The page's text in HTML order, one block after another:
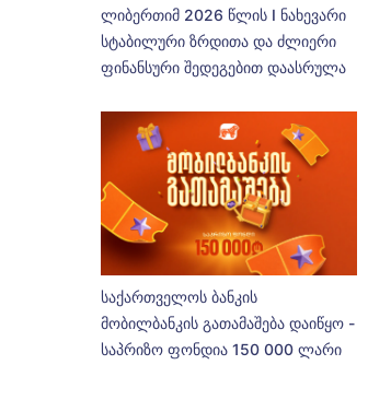
ლიბერთიმ 2026 წლის I ნახევარი
სტაბილური ზრდითა და ძლიერი
ფინანსური შედეგებით დაასრულა
საქართველოს ბანკის
მობილბანკის გათამაშება დაიწყო -
საპრიზო ფონდია 150 000 ლარი